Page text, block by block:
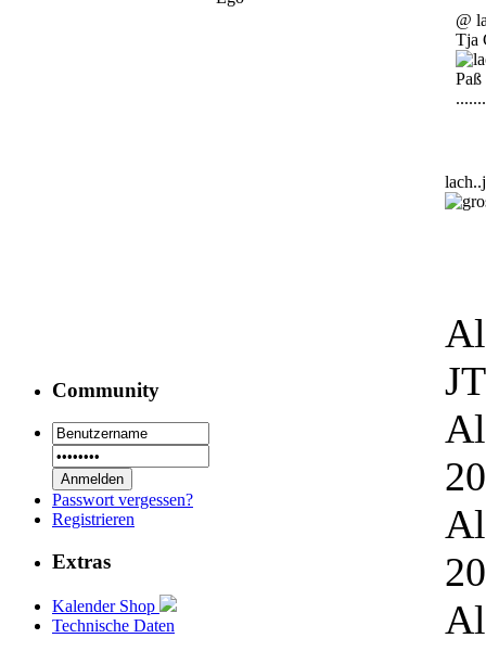
Community
Passwort vergessen?
Registrieren
Extras
Kalender Shop
Technische Daten
@
Tja